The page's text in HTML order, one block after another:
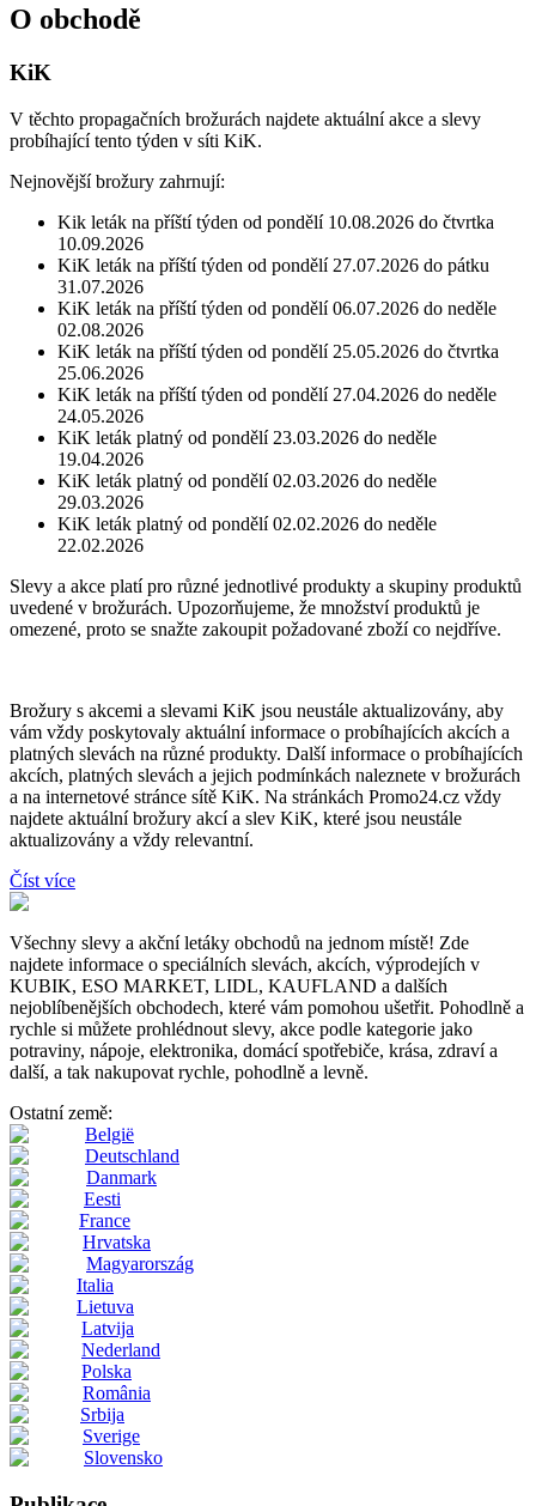
O obchodě
KiK
V těchto propagačních brožurách najdete aktuální akce a slevy
probíhající tento týden v síti KiK.
Nejnovější brožury zahrnují:
Kik leták na příští týden od pondělí 10.08.2026 do čtvrtka
10.09.2026
KiK leták na příští týden od pondělí 27.07.2026 do pátku
31.07.2026
KiK leták na příští týden od pondělí 06.07.2026 do neděle
02.08.2026
KiK leták na příští týden od pondělí 25.05.2026 do čtvrtka
25.06.2026
KiK leták na příští týden od pondělí 27.04.2026 do neděle
24.05.2026
KiK leták platný od pondělí 23.03.2026 do neděle
19.04.2026
KiK leták platný od pondělí 02.03.2026 do neděle
29.03.2026
KiK leták platný od pondělí 02.02.2026 do neděle
22.02.2026
Slevy a akce platí pro různé jednotlivé produkty a skupiny produktů
uvedené v brožurách. Upozorňujeme, že množství produktů je
omezené, proto se snažte zakoupit požadované zboží co nejdříve.
Brožury s akcemi a slevami KiK jsou neustále aktualizovány, aby
vám vždy poskytovaly aktuální informace o probíhajících akcích a
platných slevách na různé produkty. Další informace o probíhajících
akcích, platných slevách a jejich podmínkách naleznete v brožurách
a na internetové stránce sítě KiK. Na stránkách Promo24.cz vždy
najdete aktuální brožury akcí a slev KiK, které jsou neustále
aktualizovány a vždy relevantní.
Číst více
Všechny slevy a akční letáky obchodů na jednom místě! Zde
najdete informace o speciálních slevách, akcích, výprodejích v
KUBIK, ESO MARKET, LIDL, KAUFLAND a dalších
nejoblíbenějších obchodech, které vám pomohou ušetřit. Pohodlně a
rychle si můžete prohlédnout slevy, akce podle kategorie jako
potraviny, nápoje, elektronika, domácí spotřebiče, krása, zdraví a
další, a tak nakupovat rychle, pohodlně a levně.
Ostatní země:
België
Deutschland
Danmark
Eesti
France
Hrvatska
Magyarország
Italia
Lietuva
Latvija
Nederland
Polska
România
Srbija
Sverige
Slovensko